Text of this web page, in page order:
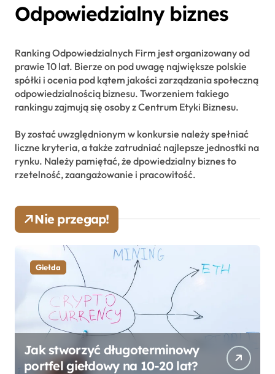
Odpowiedzialny biznes
Ranking Odpowiedzialnych Firm jest organizowany od
prawie 10 lat. Bierze on pod uwagę największe polskie
spółki i ocenia pod kątem jakości zarządzania społeczną
odpowiedzialnością biznesu. Tworzeniem takiego
rankingu zajmują się osoby z Centrum Etyki Biznesu.
By zostać uwzględnionym w konkursie należy spełniać
liczne kryteria, a także zatrudniać najlepsze jednostki na
rynku. Należy pamiętać, że dpowiedzialny biznes to
rzetelność, zaangażowanie i pracowitość.
Nie przegap!
Giełda
Jak stworzyć długoterminowy
portfel giełdowy na 10-20 lat?